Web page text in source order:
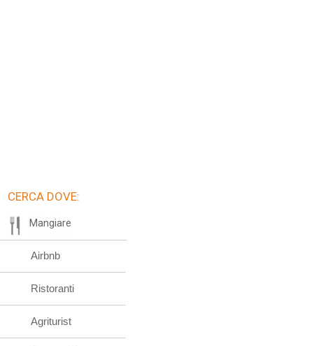
CERCA DOVE:
Mangiare
Airbnb
Ristoranti
Agriturist